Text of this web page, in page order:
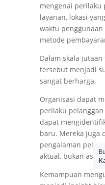
mengenai perilaku
layanan, lokasi
waktu penggunaan
metode
Dalam skala
tersebut menjadi
sangat berharga.
Organisasi dapat
perilaku
dapat
baru. Mereka juga
pengalaman
aktual, bukan
Kemampuan